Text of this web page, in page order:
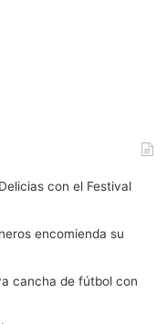
con el Festival
encomienda su
cancha de fútbol con